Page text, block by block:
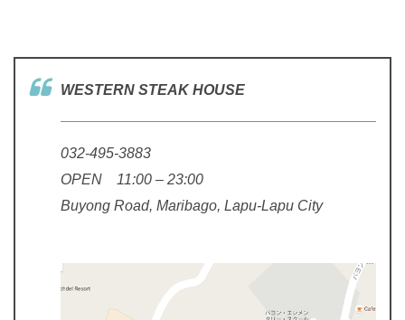
WESTERN STEAK HOUSE
032-495-3883
OPEN 11:00 – 23:00
Buyong Road, Maribago, Lapu-Lapu City